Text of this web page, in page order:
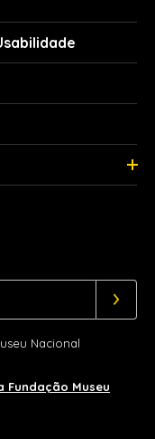
Nacional
Fundação Museu